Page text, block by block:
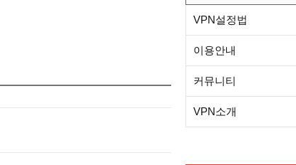
니다.(적용법본
이 변경 되었습
문참고)
와이드 방식
OVPN파일이
니다.(적용법본
아이폰 전용서
뉴프방식 베타
드로이드) 와
[필독] 새로운
VPN설정법
이용안내
커뮤니티
VPN소개